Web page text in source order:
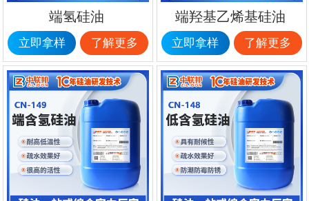
端氢硅油
立即拿样 了解更多
端羟基乙烯基硅油
立即拿样 了解更多